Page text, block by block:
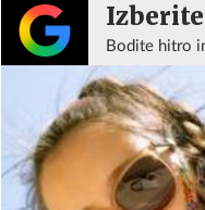
Bodite hitro